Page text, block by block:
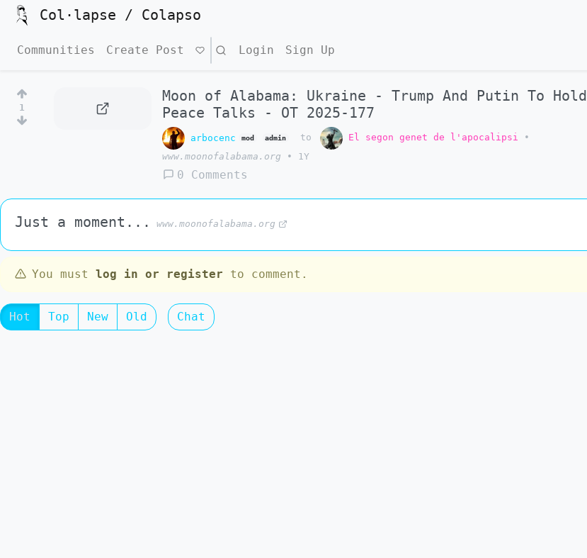
Col·lapse / Colapso
Communities Create Post Search Login Sign Up
1
Moon of Alabama: Ukraine - Trump And Putin To Hold
Peace Talks - OT 2025-177
arbocenc mod admin to El segon genet de l'apocalipsi
•
www.moonofalabama.org
• 1Y
0 Comments
Just a moment... www.moonofalabama.org
You must log in or register to comment.
Hot Top New Old Chat